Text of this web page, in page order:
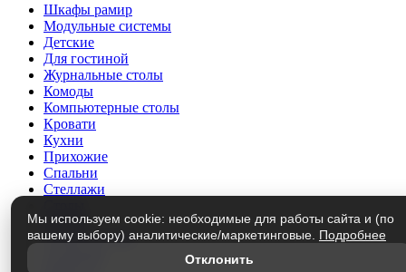
Шкафы рамир
Модульные системы
Детские
Для гостиной
Журнальные столы
Комоды
Компьютерные столы
Кровати
Кухни
Прихожие
Спальни
Стеллажи
Трюмо
Тумбы под ТВ
Мы используем cookie: необходимые для работы сайта и (по
вашему выбору) аналитические/маркетинговые. Подробнее
Отклонить